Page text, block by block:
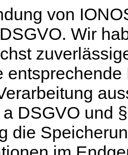
von
Wir
DSGVO und
die